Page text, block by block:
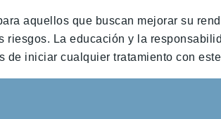
aquellos que buscan mejorar su
La educación y la
iniciar cualquier tratamiento con